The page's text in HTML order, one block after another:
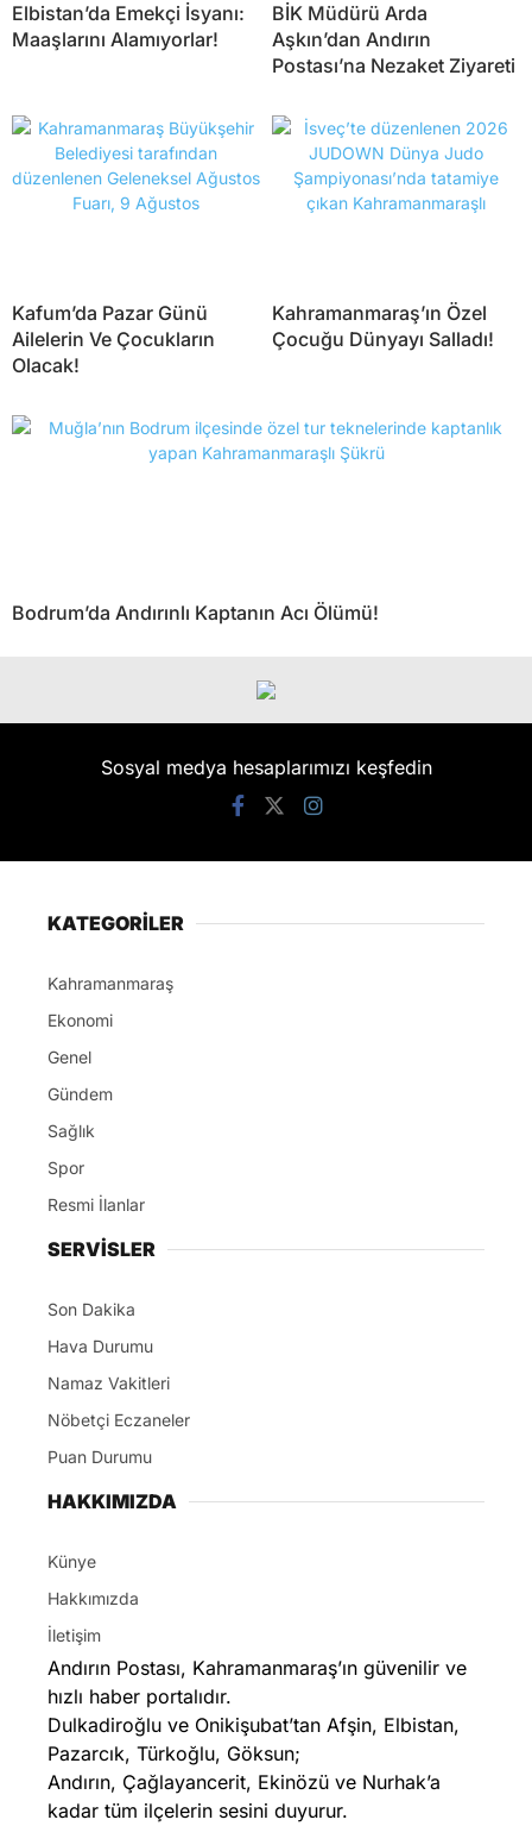
Elbistan’da Emekçi İsyanı:
Maaşlarını Alamıyorlar!
BİK Müdürü Arda
Aşkın’dan Andırın
Postası’na Nezaket Ziyareti
Kafum’da Pazar Günü
Ailelerin Ve Çocukların
Olacak!
Kahramanmaraş’ın Özel
Çocuğu Dünyayı Salladı!
Bodrum’da Andırınlı Kaptanın Acı Ölümü!
Sosyal medya hesaplarımızı keşfedin
KATEGORİLER
Kahramanmaraş
Ekonomi
Genel
Gündem
Sağlık
Spor
Resmi İlanlar
SERVİSLER
Son Dakika
Hava Durumu
Namaz Vakitleri
Nöbetçi Eczaneler
Puan Durumu
HAKKIMIZDA
Künye
Hakkımızda
İletişim
Andırın Postası, Kahramanmaraş’ın güvenilir ve
hızlı haber portalıdır.
Dulkadiroğlu ve Onikişubat’tan Afşin, Elbistan,
Pazarcık, Türkoğlu, Göksun;
Andırın, Çağlayancerit, Ekinözü ve Nurhak’a
kadar tüm ilçelerin sesini duyurur.